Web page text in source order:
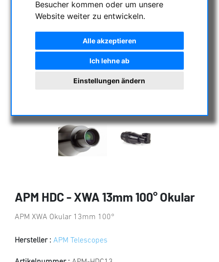
Besucher kommen oder um unsere
Website weiter zu entwickeln.
Alle akzeptieren
Ich lehne ab
Einstellungen ändern
APM HDC - XWA 13mm 100° Okular
APM XWA Okular 13mm 100°
Hersteller : APM Telescopes